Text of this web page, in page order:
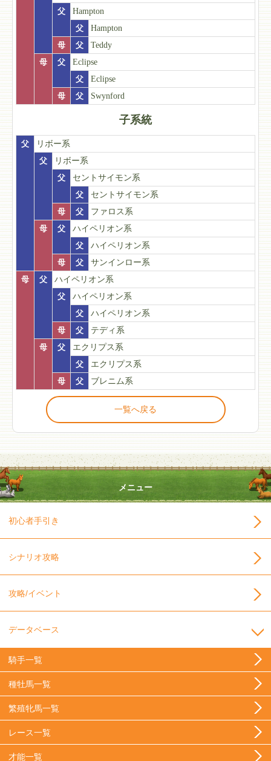
父
Hampton
父
Hampton
母
父
Teddy
母
父
Eclipse
父
Eclipse
母
父 Swynford
子系統
父
リボー系
父
リボー系
父
セントサイモン系
父
セントサイモン系
母
父
ファロス系
母
父
ハイペリオン系
父
ハイペリオン系
母
父
サンインロー系
母
父
ハイペリオン系
父
ハイペリオン系
父
ハイペリオン系
母
父
テディ系
母
父
エクリプス系
父
エクリプス系
母
父 ブレニム系
一覧へ戻る
メニュー
初心者手引き
シナリオ攻略
攻略/イベント
データベース
騎手一覧
種牡馬一覧
繁殖牝馬一覧
レース一覧
才能一覧